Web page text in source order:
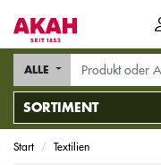
SORTIMENT
ALLE
Start Textilien